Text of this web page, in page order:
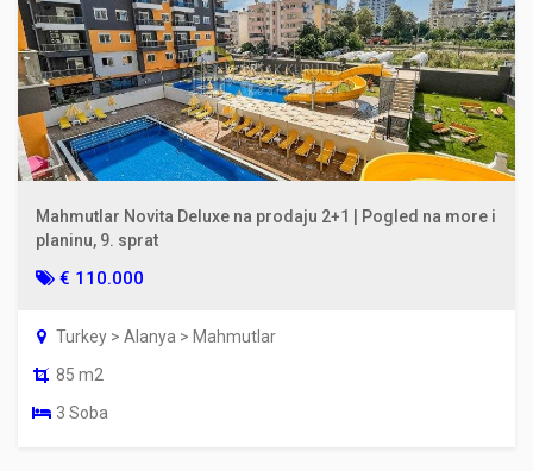
Mahmutlar Novita Deluxe na prodaju 2+1 | Pogled na more i
planinu, 9. sprat
€ 110.000
Turkey > Alanya > Mahmutlar
85 m2
3 Soba